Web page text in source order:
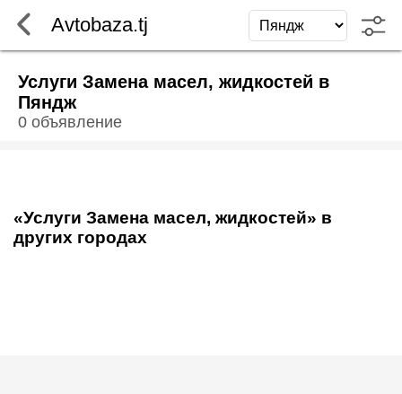
Avtobaza.tj
Услуги Замена масел, жидкостей в
Пяндж
0 объявление
«Услуги Замена масел, жидкостей» в
других городах